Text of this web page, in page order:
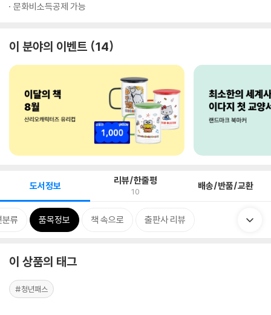
문화비소득공제 가능
이 분야의 이벤트 14
도서정보 리뷰/한줄평
10 배송/반품/교환
분류 품목정보 책 속으로 출판사 리뷰
이 상품의 태그
#청년패스